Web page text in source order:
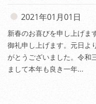
2021年01月01日
新春のお喜びを申し上げま
御礼申し上げます。元日よ
がとうございました。令和
まして本年も良き一年...